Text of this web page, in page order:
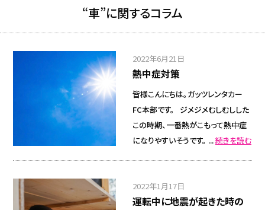
“車”に関するコラム
2022年6月21日
熱中症対策
皆様こんにちは。ガッツレンタカー
FC本部です。 ジメジメむしむしした
この時期、一番熱がこもって熱中症
になりやすいそうです。 ...続きを読む
2022年1月17日
運転中に地震が起きた時の